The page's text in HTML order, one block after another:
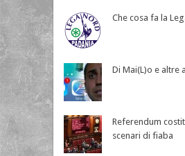
Che cosa fa la
Di Mai(L)o e altre
Referendum
scenari di fiaba